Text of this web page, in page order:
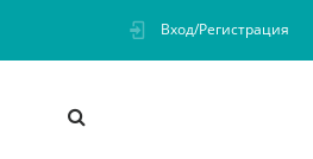
Вход/Регистрация